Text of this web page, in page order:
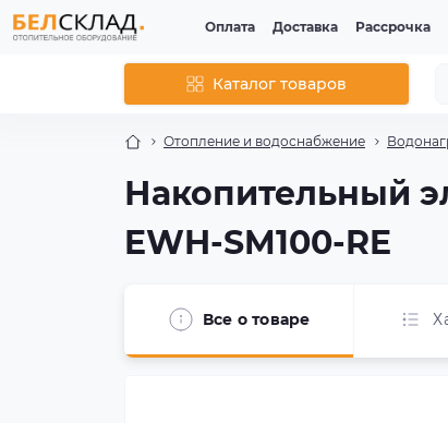
Оплата Доставка Рассрочка
Каталог товаров
Отопление и водоснабжение
Накопительный
EWH-SM100-RE
Все о товаре